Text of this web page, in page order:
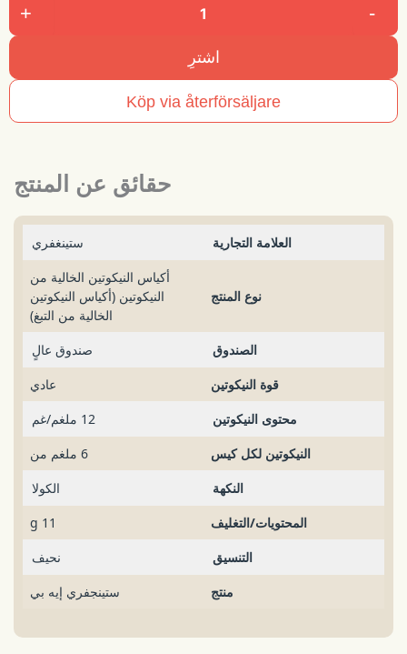
Stingfree
Cola
-
+
اشترِ
Köp via återförsäljare
حقائق عن المنتج
العلامة التجارية ستينغفري
نوع المنتج
أكياس النيكوتين الخالية من
النيكوتين (أكياس النيكوتين
الخالية من التبغ)
الصندوق
صندوق عالٍ
قوة النيكوتين
عادي
محتوى النيكوتين
12 ملغم/غم
النيكوتين لكل كيس
6 ملغم من
النكهة
الكولا
المحتويات/التغليف
11 g
التنسيق
نحيف
منتج
ستينجفري إيه بي